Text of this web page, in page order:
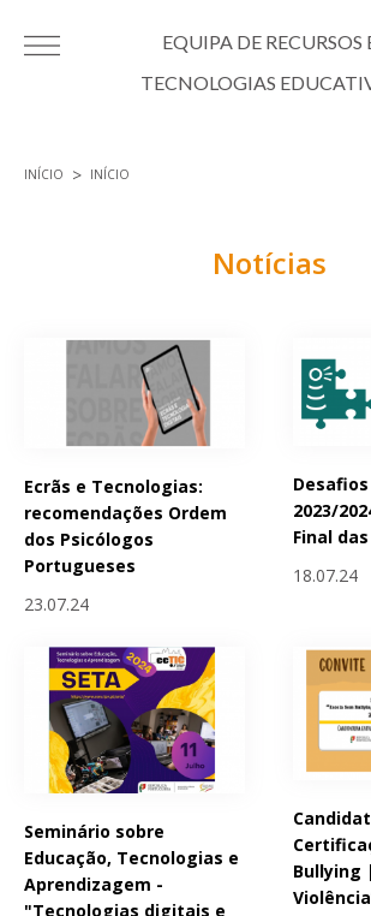
EQUIPA DE RECURSOS
TECNOLOGIAS
INÍCIO INÍCIO
Notícias
Ecrãs e Tecnologias:
recomendações Ordem
dos Psicólogos
Portugueses
23.07.24
2023/
Final
18.07.24
Seminário sobre
Educação, Tecnologias e
Aprendizagem -
"Tecnologias digitais e
Bullying